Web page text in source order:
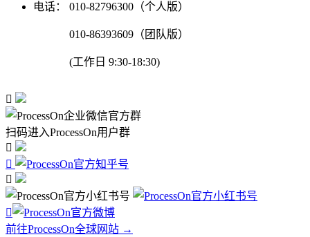
电话：
010-82796300（个人版）
010-86393609（团队版）
(工作日 9:30-18:30)

扫码进入ProcessOn用户群




前往ProcessOn全球网站 →